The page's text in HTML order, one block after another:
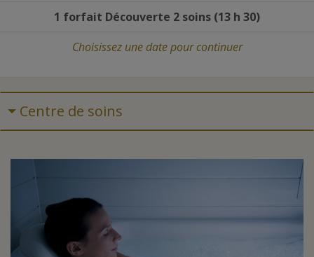
1 forfait Découverte 2 soins (13 h 30)
Choisissez une datepour continuer
Centre de soins